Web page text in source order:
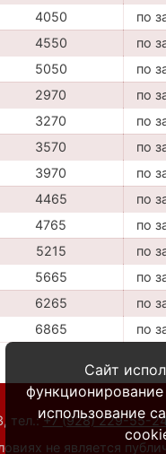
4050
по
4550
по
5050
по
2970
по
3270
по
3570
по
3970
по
4465
по
4765
по
5215
по
5665
по
6265
по
6865 по
тел.:+7 (928) 229-55-
не является
Сайт
использование